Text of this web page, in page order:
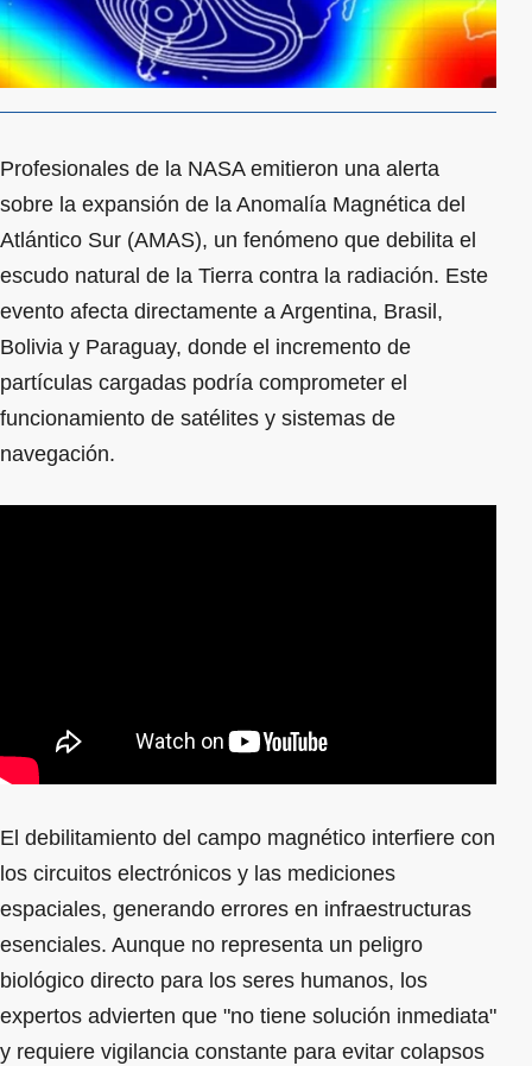
Profesionales de la NASA emitieron una alerta
sobre la expansión de la Anomalía Magnética del
Atlántico Sur (AMAS), un fenómeno que debilita el
escudo natural de la Tierra contra la radiación. Este
evento afecta directamente a Argentina, Brasil,
Bolivia y Paraguay, donde el incremento de
partículas cargadas podría comprometer el
funcionamiento de satélites y sistemas de
navegación.
El debilitamiento del campo magnético interfiere con
los circuitos electrónicos y las mediciones
espaciales, generando errores en infraestructuras
esenciales. Aunque no representa un peligro
biológico directo para los seres humanos, los
expertos advierten que "no tiene solución inmediata"
y requiere vigilancia constante para evitar colapsos